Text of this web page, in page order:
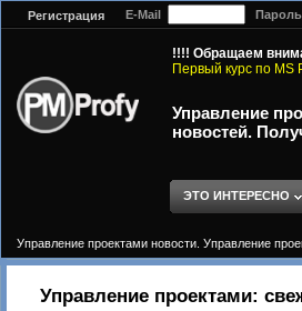
Регистрация E-Mail Пароль
!!!! Обращаем
Первый курс по
Управление
новостей.
ЭТО ИНТЕРЕСНО
Управление проектами новости. Управление
Управление проектами: